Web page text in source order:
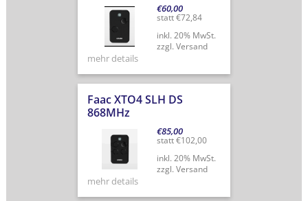
€60,00
statt€72,84
inkl. 20% MwSt.
zzgl. Versand
mehr details
Faac XTO4 SLH DS
868MHz
€85,00
statt€102,00
inkl. 20% MwSt.
zzgl. Versand
mehr details